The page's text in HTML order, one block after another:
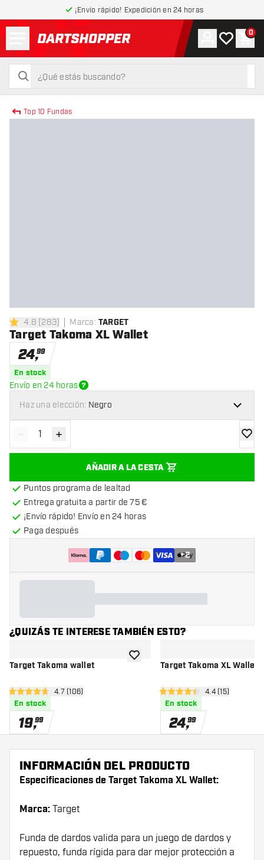
¡Envío rápido! Expedición en 24 horas
volver a la página de inicio
buscar
buscar
Cuenta
Mi lista de
0
Top 10 Fundas
4.8 estrellas de puntuación
4.8 [283] Marca: TARGET
Target Takoma XL Wallet
24,99
En stock
Envío en 24 horas
Haz una elección: Negro
Disminuir cantidad
- Aumentar cantidad
+
AÑADIR A LA CESTA
Puntos programa de lealtad
Entrega gratuita a partir de 75 €
¡Envío rápido! Envío en 24 horas
Paga después
+2
¿QUIZÁS TE INTERESE TAMBIÉN ESTO?
Target Takoma wallet
abrir panel de reseñas
4.7 estrellas de puntuación
4.7 (106)
En stock
19,99
añadir a la lista de deseos
Target Takoma XL Wallet
abrir panel de
4.4 estrellas de puntuación
4.4 (15)
En stock
24,99
INFORMACIÓN DEL PRODUCTO
Especificaciones de Target Takoma XL Wallet:
Marca: Target
Funda de dardos valida para un juego de dardos y
repuesto, funda rígida para dar mejor protección a